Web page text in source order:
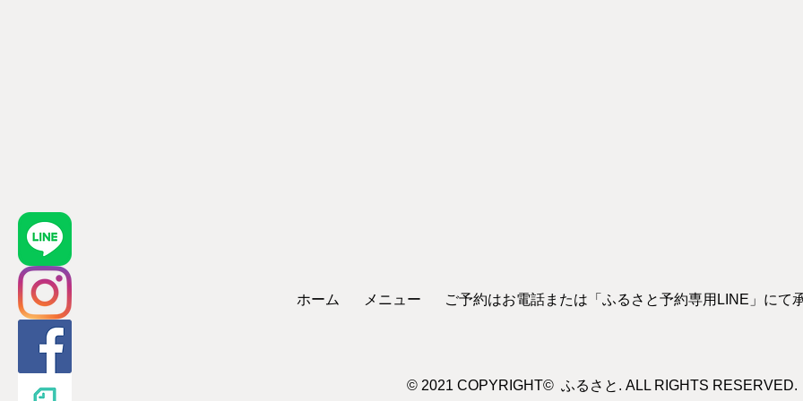
ホーム メニュー ご予約はお電話または「ふるさと予約専用LINE」にて
© 2021 COPYRIGHT© ふるさと. ALL RIGHTS RESERVED.